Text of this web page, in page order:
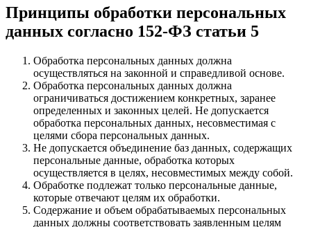
Принципы обработки персональных
данных согласно 152-ФЗ статьи 5
Обработка персональных данных должна
осуществляться на законной и справедливой основе.
Обработка персональных данных должна
ограничиваться достижением конкретных, заранее
определенных и законных целей. Не допускается
обработка персональных данных, несовместимая с
целями сбора персональных данных.
Не допускается объединение баз данных, содержащих
персональные данные, обработка которых
осуществляется в целях, несовместимых между собой.
Обработке подлежат только персональные данные,
которые отвечают целям их обработки.
Содержание и объем обрабатываемых персональных
данных должны соответствовать заявленным целям